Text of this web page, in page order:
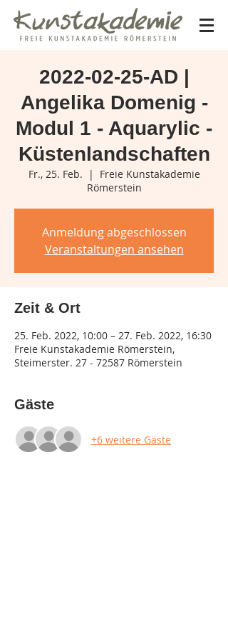
2022-02-25-AD |
Angelika Domenig -
Modul 1 - Aquarylic -
Küstenlandschaften
Fr., 25. Feb.
  |
Freie Kunstakademie
Römerstein
Anmeldung abgeschlossen
Veranstaltungen ansehen
Zeit & Ort
25. Feb. 2022, 10:00 – 27. Feb. 2022, 16:30
Freie Kunstakademie Römerstein,
Steimerster. 27 - 72587 Römerstein
Gäste
+6 weitere Gäste